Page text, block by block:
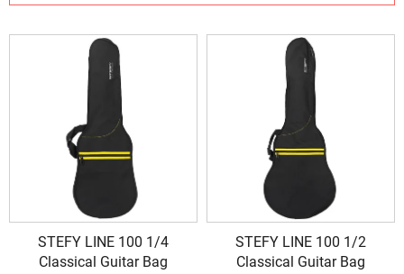
d
e
u
V
d
STEFY LINE 100 1/4
Classical Guitar Bag
STEFY LINE 100 1/2
Classical Guitar Bag